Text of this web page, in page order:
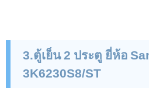
3.ตู้เย็น 2 ประตู ยี่ห้อ
3K6230S8/ST